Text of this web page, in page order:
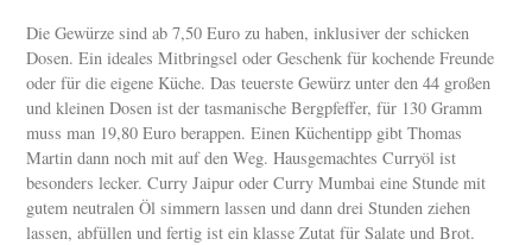
Die Gewürze sind ab 7,50 Euro zu haben, inklusiver der schicken
Dosen. Ein ideales Mitbringsel oder Geschenk für kochende Freunde
oder für die eigene Küche. Das teuerste Gewürz unter den 44 großen
und kleinen Dosen ist der tasmanische Bergpfeffer, für 130 Gramm
muss man 19,80 Euro berappen. Einen Küchentipp gibt Thomas
Martin dann noch mit auf den Weg. Hausgemachtes Curryöl ist
besonders lecker. Curry Jaipur oder Curry Mumbai eine Stunde mit
gutem neutralen Öl simmern lassen und dann drei Stunden ziehen
lassen, abfüllen und fertig ist ein klasse Zutat für Salate und Brot.